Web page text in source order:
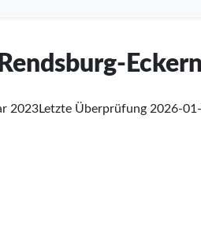
2023Letzte Überprüfung 2026-